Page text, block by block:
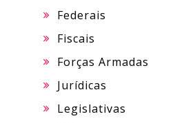
Federais
Fiscais
Forças Armadas
Jurídicas
Legislativas